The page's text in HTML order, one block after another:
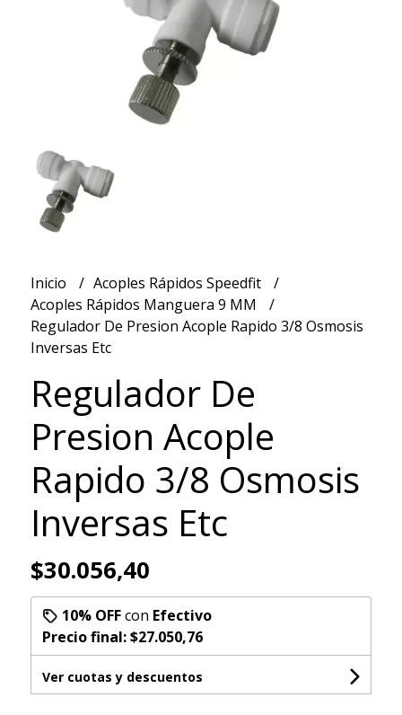
Inicio
Acoples Rápidos Speedfit
Acoples Rápidos Manguera 9 MM
Regulador De Presion Acople Rapido 3/8 Osmosis
Inversas Etc
Regulador De
Presion Acople
Rapido 3/8 Osmosis
Inversas Etc
$30.056,40
10% OFFcon Efectivo
Precio final:$27.050,76
Ver cuotas y descuentos